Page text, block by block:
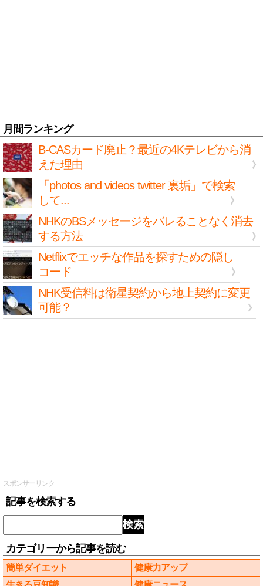
月間ランキング
B-CASカード廃止？最近の4Kテレビから消
えた理由
「photos and videos twitter 裏垢」で検索
して...
NHKのBSメッセージをバレることなく消去
する方法
Netflixでエッチな作品を探すための隠し
コード
NHK受信料は衛星契約から地上契約に変更
可能？
スポンサーリンク
記事を検索する
検索
カテゴリーから記事を読む
簡単ダイエット
健康力アップ